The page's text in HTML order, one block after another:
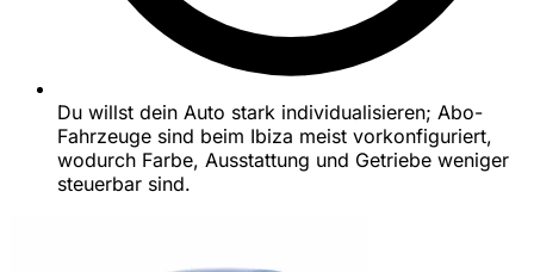
Du willst dein Auto stark individualisieren; Abo-
Fahrzeuge sind beim Ibiza meist vorkonfiguriert,
wodurch Farbe, Ausstattung und Getriebe weniger
steuerbar sind.